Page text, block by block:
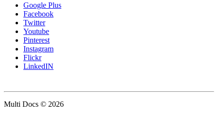
Google Plus
Facebook
Twitter
Youtube
Pinterest
Instagram
Flickr
LinkedIN
Multi Docs © 2026